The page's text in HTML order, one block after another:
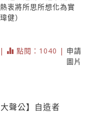
衷將所思所想化為實
健）
點閱：1040 | 申請
圖片
聲公】自造者